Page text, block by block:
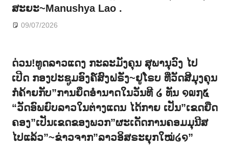
ສະຍະ~Manushya Lao .
09/07/2026
ດ່ວນ!ທູດລາວແດງ ກະລະມັງຄຸນ ສຸພານຸວົງ ໄປ
ເປີດ ກອງປະຊູມອົງຄ໌ສົງຝຣັ່ງ~ຢູໂຣບ ທີ່ວັດສີມຸງຄຸນ
ກໍຄ້າຍກັບ”ການຍຶດອຳນາດໃນວັນທີ ໒ ທັນ ໑໙໗໕
“ວັດອົພຍົບລາວໃນຕ່າງແດນ ໄດ້ກາຍ ເປັນ”ເຂດຍືດ
ຄອງ”ເປັນເຂດຂອງພວກ”ຜະເດັດການຄອມມຸນີສ
ໄປແລ້ວ”~ຂ່າວຈາກ”ລາວອິສຣະຍຸກໃໝ່໒໑”